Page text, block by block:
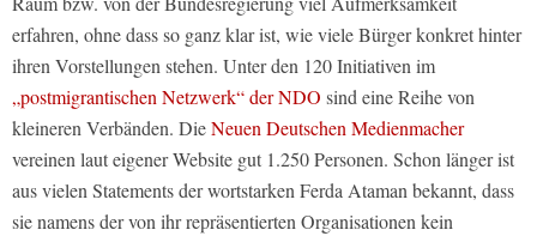
erfahren, ohne dass so ganz klar ist, wie viele Bürger konkret hinter
ihren Vorstellungen stehen. Unter den 120 Initiativen im
„postmigrantischen Netzwerk“ der NDO sind eine Reihe von
kleineren Verbänden. DieNeuen Deutschen Medienmacher
vereinen laut eigener Website gut 1.250 Personen. Schon länger ist
aus vielen Statements der wortstarken Ferda Ataman bekannt, dass
sie namens der von ihr repräsentierten Organisationen kein